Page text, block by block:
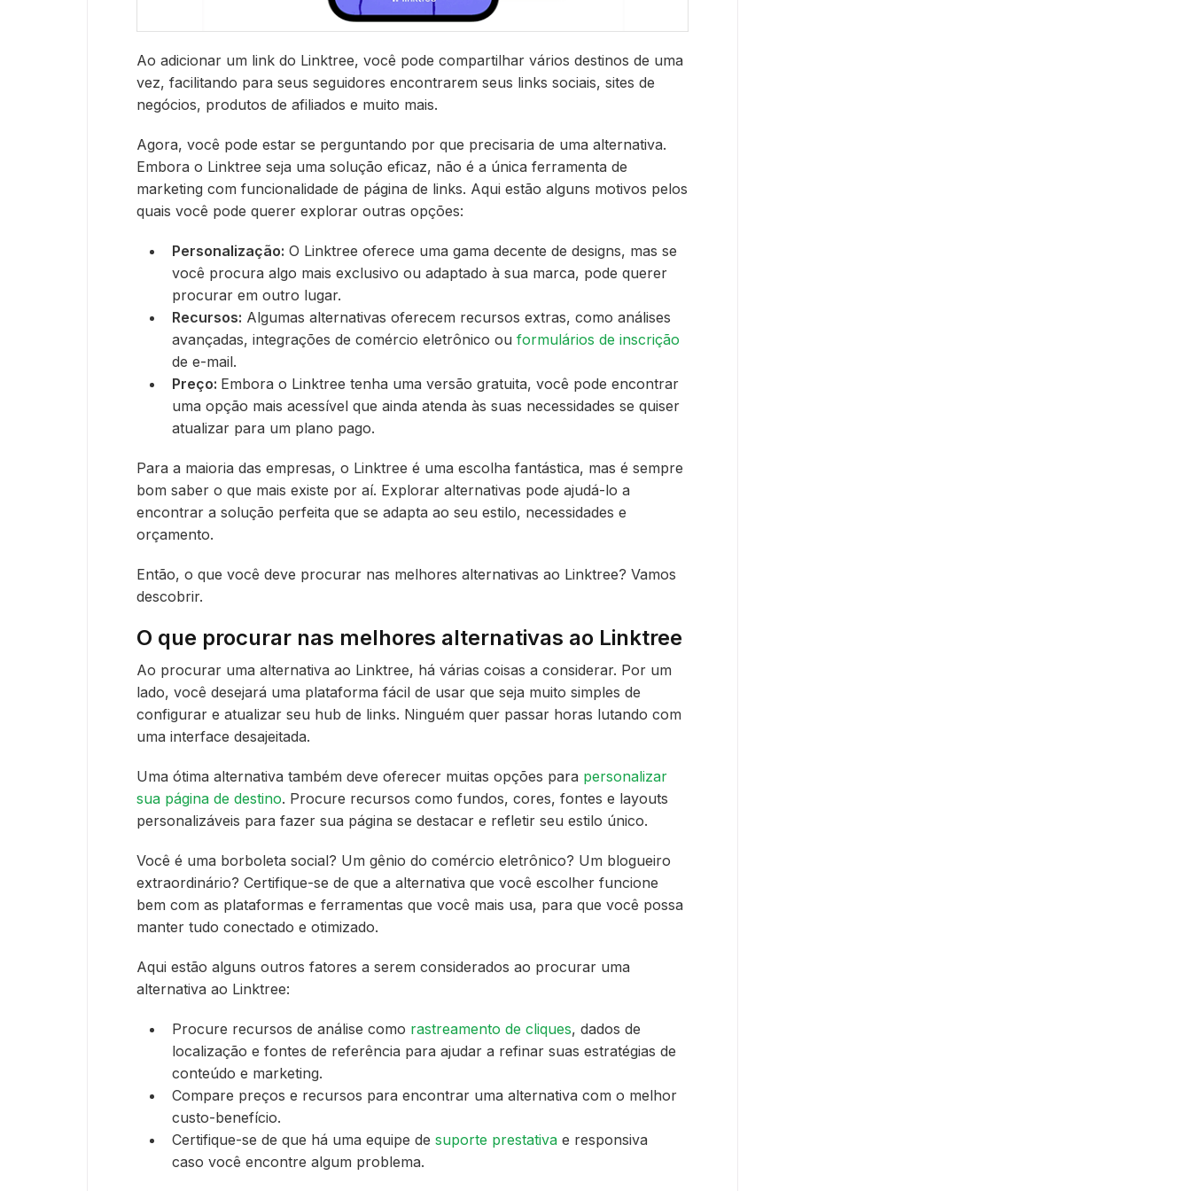
Ao adicionar um link do Linktree, você pode compartilhar vários destinos de uma
vez, facilitando para seus seguidores encontrarem seus links sociais, sites de
negócios, produtos de afiliados e muito mais.
Agora, você pode estar se perguntando por que precisaria de uma alternativa.
Embora o Linktree seja uma solução eficaz, não é a única ferramenta de
marketing com funcionalidade de página de links. Aqui estão alguns motivos pelos
quais você pode querer explorar outras opções:
Personalização: O Linktree oferece uma gama decente de designs, mas se
você procura algo mais exclusivo ou adaptado à sua marca, pode querer
procurar em outro lugar.
Recursos: Algumas alternativas oferecem recursos extras, como análises
avançadas, integrações de comércio eletrônico ou formulários de inscrição
de e-mail.
Preço: Embora o Linktree tenha uma versão gratuita, você pode encontrar
uma opção mais acessível que ainda atenda às suas necessidades se quiser
atualizar para um plano pago.
Para a maioria das empresas, o Linktree é uma escolha fantástica, mas é sempre
bom saber o que mais existe por aí. Explorar alternativas pode ajudá-lo a
encontrar a solução perfeita que se adapta ao seu estilo, necessidades e
orçamento.
Então, o que você deve procurar nas melhores alternativas ao Linktree? Vamos
descobrir.
O que procurar nas melhores alternativas ao Linktree
Ao procurar uma alternativa ao Linktree, há várias coisas a considerar. Por um
lado, você desejará uma plataforma fácil de usar que seja muito simples de
configurar e atualizar seu hub de links. Ninguém quer passar horas lutando com
uma interface desajeitada.
Uma ótima alternativa também deve oferecer muitas opções para personalizar
sua página de destino. Procure recursos como fundos, cores, fontes e layouts
personalizáveis para fazer sua página se destacar e refletir seu estilo único.
Você é uma borboleta social? Um gênio do comércio eletrônico? Um blogueiro
extraordinário? Certifique-se de que a alternativa que você escolher funcione
bem com as plataformas e ferramentas que você mais usa, para que você possa
manter tudo conectado e otimizado.
Aqui estão alguns outros fatores a serem considerados ao procurar uma
alternativa ao Linktree:
Procure recursos de análise como rastreamento de cliques, dados de
localização e fontes de referência para ajudar a refinar suas estratégias de
conteúdo e marketing.
Compare preços e recursos para encontrar uma alternativa com o melhor
custo-benefício.
Certifique-se de que há uma equipe de suporte prestativa e responsiva
caso você encontre algum problema.